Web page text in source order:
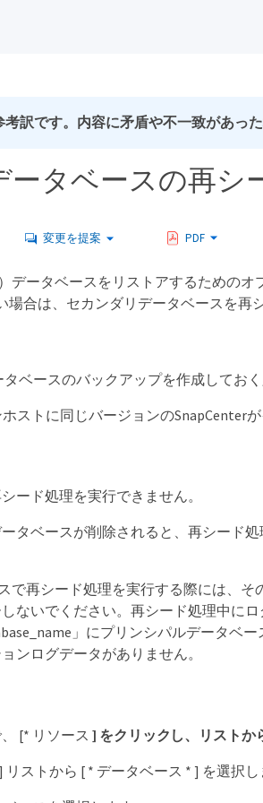
訳です。内容に矛盾や不一致があっ
タベースの再シ
変更を提案 PDF
データベースをリストアするための
合は、セカンダリデータベースを再
ベースのバックアップを作成しておく
ストに同じバージョンのSnapCenter
ード処理を実行できません。
タベースが削除されると、再シード
で再シード処理を実行する際には、
ないでください。再シード処理中に
」にプリンシパルデータベ
ンログデータがありません。
[* リソース ] をクリックし、リストか
ストから [ * データベース * ] を選択し